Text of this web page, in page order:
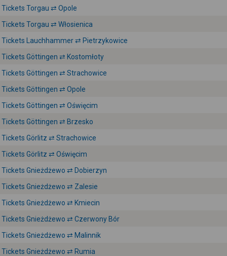
Tickets Torgau ⇄ Opole
Tickets Torgau ⇄ Włosienica
Tickets Lauchhammer ⇄ Pietrzykowice
Tickets Göttingen ⇄ Kostomłoty
Tickets Göttingen ⇄ Strachowice
Tickets Göttingen ⇄ Opole
Tickets Göttingen ⇄ Oświęcim
Tickets Göttingen ⇄ Brzesko
Tickets Görlitz ⇄ Strachowice
Tickets Görlitz ⇄ Oświęcim
Tickets Gnieżdżewo ⇄ Dobierzyn
Tickets Gnieżdżewo ⇄ Zalesie
Tickets Gnieżdżewo ⇄ Kmiecin
Tickets Gnieżdżewo ⇄ Czerwony Bór
Tickets Gnieżdżewo ⇄ Malinnik
Tickets Gnieżdżewo ⇄ Rumia